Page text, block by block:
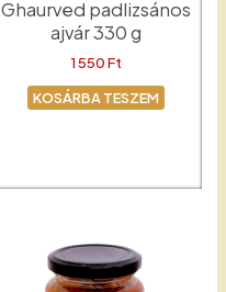
Ghaurved padlizsános
ajvár 330 g
1 550Ft
KOSÁRBA TESZEM